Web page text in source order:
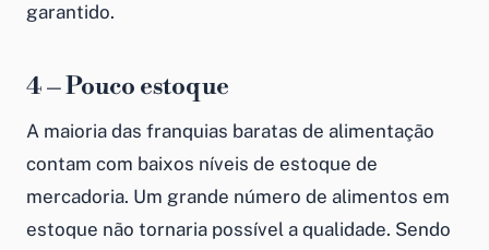
garantido.
4 – Pouco estoque
A maioria das franquias baratas de alimentação
contam com baixos níveis de estoque de
mercadoria. Um grande número de alimentos em
estoque não tornaria possível a qualidade. Sendo